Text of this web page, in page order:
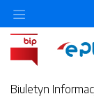
Biuletyn